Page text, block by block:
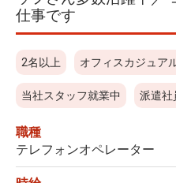
仕事です
2名以上 オフィスカジュア
当社スタッフ就業中 派遣社
職種
テレフォンオペレーター